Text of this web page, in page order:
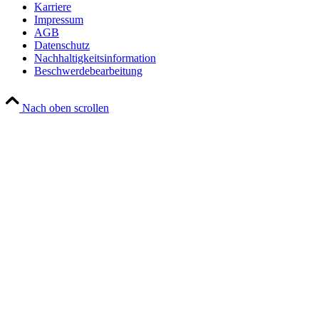
Karriere
Impressum
AGB
Datenschutz
Nachhaltigkeitsinformation
Beschwerdebearbeitung
Nach oben scrollen